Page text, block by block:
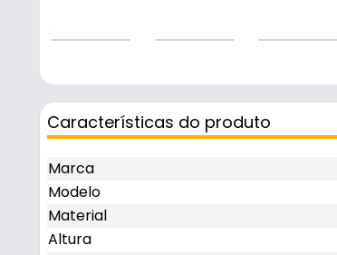
Características do produto
Marca
Modelo
Material
Altura